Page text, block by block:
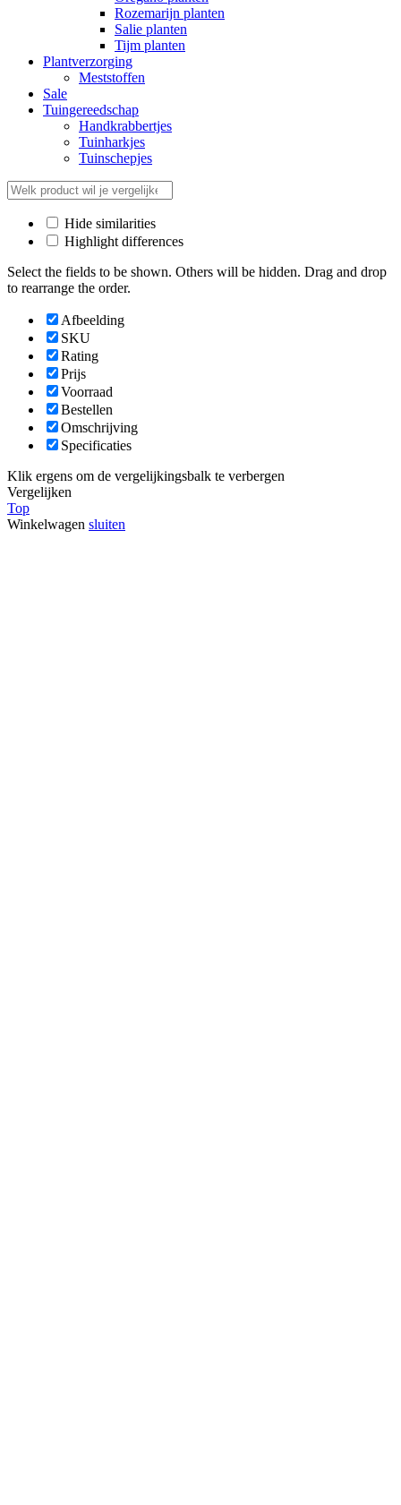
Rozemarijn planten
Salie planten
Tijm planten
Plantverzorging
Meststoffen
Sale
Tuingereedschap
Handkrabbertjes
Tuinharkjes
Tuinschepjes
Hide similarities
Highlight differences
Select the fields to be shown. Others will be hidden. Drag and drop
to rearrange the order.
Afbeelding
SKU
Rating
Prijs
Voorraad
Bestellen
Omschrijving
Specificaties
Klik ergens om de vergelijkingsbalk te verbergen
Vergelijken
Top
Winkelwagen sluiten